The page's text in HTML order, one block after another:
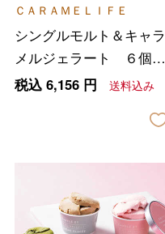
ＣＡＲＡＭＥＬＩＦＥ
シングルモルト＆キャラ
メルジェラート ６個セ
ット
税込 6,156円 送料込み